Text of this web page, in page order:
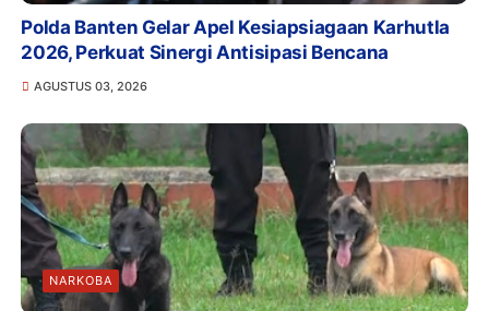
Polda Banten Gelar Apel Kesiapsiagaan Karhutla
2026, Perkuat Sinergi Antisipasi Bencana
AGUSTUS 03, 2026
NARKOBA